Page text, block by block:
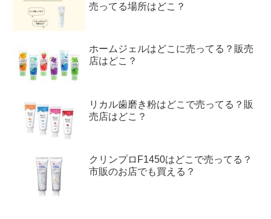
売ってる場所はどこ？
ホームジェルはどこに売ってる？販売
店はどこ？
リカル歯磨き粉はどこで売ってる？販
売店はどこ？
クリンプロF1450はどこで売ってる？
市販のお店でも買える？